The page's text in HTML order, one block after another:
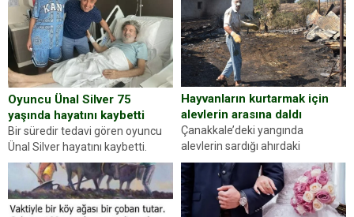
dikkatinizi en...
sürücüsünden ehliyet ve ruhsat
sorup belgelerini istedi. Sürücü
Abdurrahman Ö.nün verdiği
evraklarda eksik olduğunu...
Oyuncu Ünal Silver 75
yaşında hayatını kaybetti
Bir süredir tedavi gören oyuncu
Ünal Silver hayatını kaybetti.
Haberi, oyuncunun menajerlik
ajansı duyurdu. Renda Güner,
sosyal medya hesabında “Usta
Oyuncumuz ve çok değerli
Hayvanların kurtarmak için
alevlerin arasına daldı
Çanakkale’deki yangında
alevlerin sardığı ahırdaki
hayvanlarını kurtarmak isteyen
Zeki Demir (66) ölümden döndü.
Yüzünde ve ellerinde yanıklar
oluşan Demir, kâbus dolu anları